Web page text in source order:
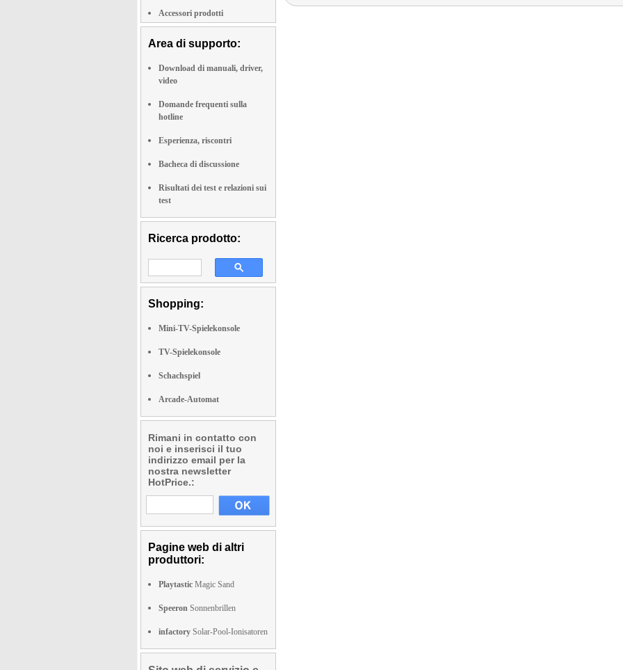
Accessori prodotti
Area di supporto:
Download di manuali, driver,
video
Domande frequenti sulla
hotline
Esperienza, riscontri
Bacheca di discussione
Risultati dei test e relazioni sui
test
Ricerca prodotto:
Shopping:
Mini-TV-Spielekonsole
TV-Spielekonsole
Schachspiel
Arcade-Automat
Rimani in contatto con
noi e inserisci il tuo
indirizzo email per la
nostra newsletter
HotPrice.:
Pagine web di altri
produttori:
Playtastic Magic Sand
Speeron Sonnenbrillen
infactory Solar-Pool-Ionisatoren